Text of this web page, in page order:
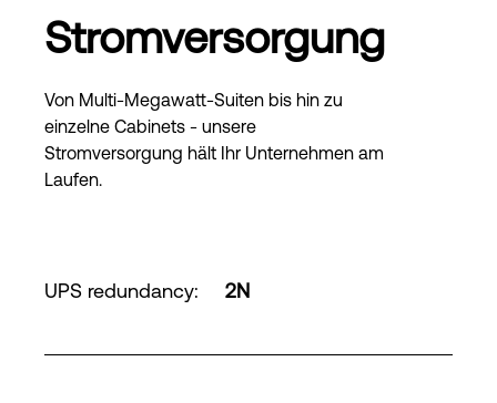
Stromversorgung
Von Multi-Megawatt-Suiten bis hin zu
einzelne Cabinets - unsere
Stromversorgung hält Ihr Unternehmen am
Laufen.
UPS redundancy: 2N